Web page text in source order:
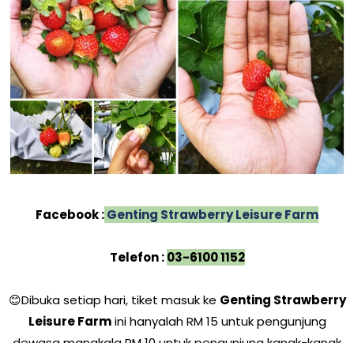
Facebook :Genting Strawberry Leisure Farm
Telefon :03-6100 1152
😊Dibuka setiap hari, tiket masuk ke Genting Strawberry
Leisure Farmini hanyalah RM 15 untuk pengunjung